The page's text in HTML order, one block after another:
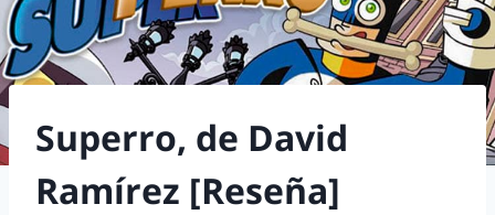
Superro, de David
Ramírez [Reseña]